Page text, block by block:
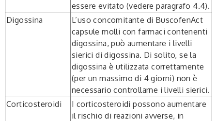
essere evitato (vedere paragrafo 4.4).
Digossina
L’uso concomitante di BuscofenAct
capsule molli con farmaci contenenti
digossina, può aumentare i livelli
sierici di digossina. Di solito, se la
digossina è utilizzata correttamente
(per un massimo di 4 giorni) non è
necessario controllarne i livelli sierici.
Corticosteroidi
I corticosteroidi possono aumentare
il rischio di reazioni avverse, in